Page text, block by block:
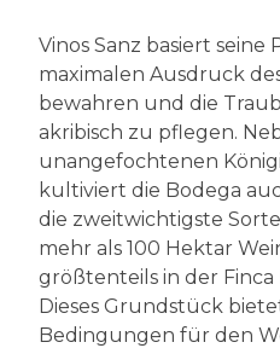
Vinos Sanz basiert seine
maximalen Ausdruck
bewahren und die
akribisch zu pflegen.
unangefochtenen
kultiviert die Bodega
die zweitwichtigste
mehr als 100 Hektar
größtenteils in der Finca
Dieses Grundstück
Bedingungen für den